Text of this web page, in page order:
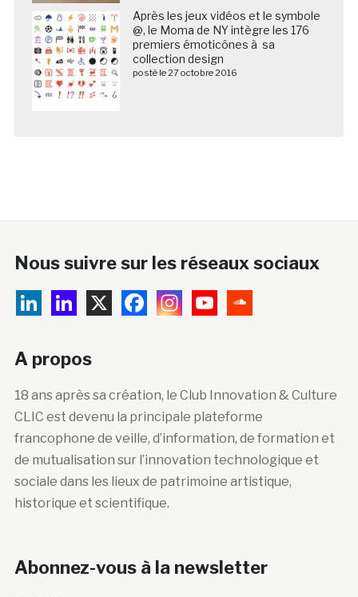
Après les jeux vidéos et le symbole
@, le Moma de NY intègre les 176
premiers émoticônes à sa
collection design
posté le 27 octobre 2016
Nous suivre sur les réseaux sociaux
A propos
18 ans après sa création, le Club Innovation & Culture
CLIC est devenu la principale plateforme
francophone de veille, d’information, de formation et
de mutualisation sur l’innovation technologique et
sociale dans les lieux de patrimoine artistique,
historique et scientifique.
Abonnez-vous à la newsletter